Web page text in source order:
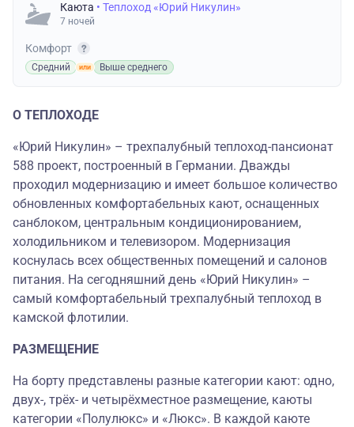
Каюта • Теплоход «Юрий Никулин»
7 ночей
Комфорт
Средний Выше среднего
О ТЕПЛОХОДЕ
«Юрий Никулин» – трехпалубный теплоход-пансионат
588 проект, построенный в Германии. Дважды
проходил модернизацию и имеет большое количество
обновленных комфортабельных кают, оснащенных
санблоком, центральным кондиционированием,
холодильником и телевизором. Модернизация
коснулась всех общественных помещений и салонов
питания. На сегодняшний день «Юрий Никулин» –
самый комфортабельный трехпалубный теплоход в
камской флотилии.
РАЗМЕЩЕНИЕ
На борту представлены разные категории кают: одно,
двух-, трёх- и четырёхместное размещение, каюты
категории «Полулюкс» и «Люкс». В каждой каюте